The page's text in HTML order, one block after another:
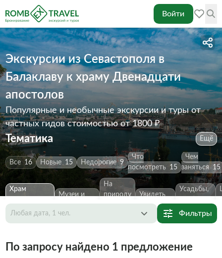
Войти
Экскурсии из Севастополя в
Балаклаву к храму Двенадцати
апостолов
Популярные и необычные экскурсии и туры от
частных гидовстоимостью от 1800 ₽
Тематика Ещё
Все 16 Новые 15 Недорогие 9
Что
посмотреть
15
Чем
заняться 15
Храм
апостолов 1
Музеи и
выставки 7
На
природу
за
Увидеть
главное 6
Усадьбы,
дворцы
Любая дата, 1 чел. Фильтры
По запросу найдено 1 предложение